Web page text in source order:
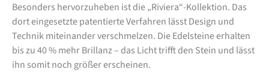
Besonders hervorzuheben ist die „Riviera“-Kollektion. Das
dort eingesetzte patentierte Verfahren lässt Design und
Technik miteinander verschmelzen. Die Edelsteine erhalten
bis zu 40 % mehr Brillanz – das Licht trifft den Stein und lässt
ihn somit noch größer erscheinen.